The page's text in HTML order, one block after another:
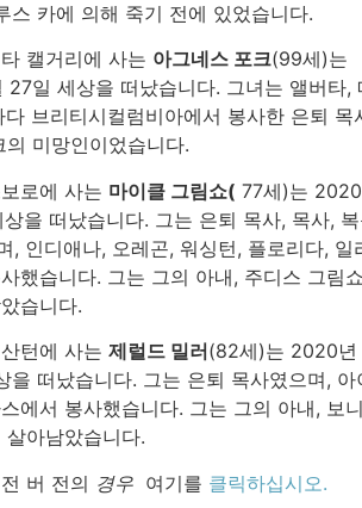
스 카에 의해 죽기 전에 있었습니다.
캘거리에 사는 아그네스 포크(99세)는
일 세상을 떠났습니다. 그녀는 앨버타,
다 브리티시컬럼비아에서 봉사한 은퇴 목
의 미망인이었습니다.
로에 사는 마이클 그림쇼( 77세)는
을 떠났습니다. 그는 은퇴 목사, 목사,
, 인디애나, 오레곤, 워싱턴, 플로리다, 일
했습니다. 그는 그의 아내, 주디스 그림
습니다.
턴에 사는 제럴드 밀러(82세)는 2020
을 떠났습니다. 그는 은퇴 목사였으며, 아
에서 봉사했습니다. 그는 그의 아내, 보
살아남았습니다.
버 전의 경우 여기를 클릭하십시오.